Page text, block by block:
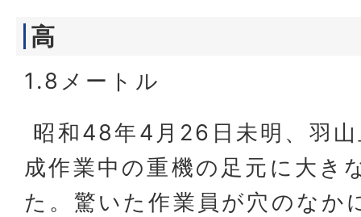
高
1.8メートル
昭和48年4月26日未明、羽
成作業中の重機の足元に大き
た。驚いた作業員が穴のなか